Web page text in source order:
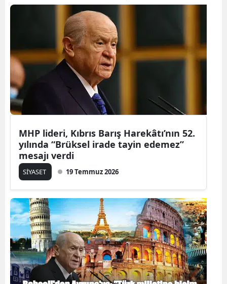
MHP lideri, Kıbrıs Barış Harekâtı’nın 52.
yılında “Brüksel irade tayin edemez”
mesajı verdi
SİYASET 19 Temmuz 2026